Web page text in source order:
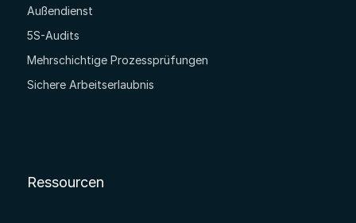
Außendienst
5S-Audits
Mehrschichtige Prozessprüfungen
Sichere Arbeitserlaubnis
Ressourcen